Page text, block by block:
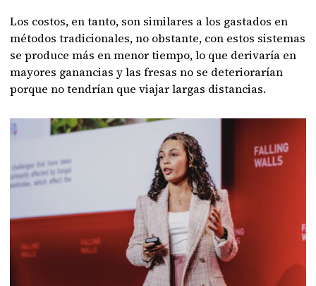
Los costos, en tanto, son similares a los gastados en
métodos tradicionales, no obstante, con estos sistemas
se produce más en menor tiempo, lo que derivaría en
mayores ganancias y las fresas no se deteriorarían
porque no tendrían que viajar largas distancias.